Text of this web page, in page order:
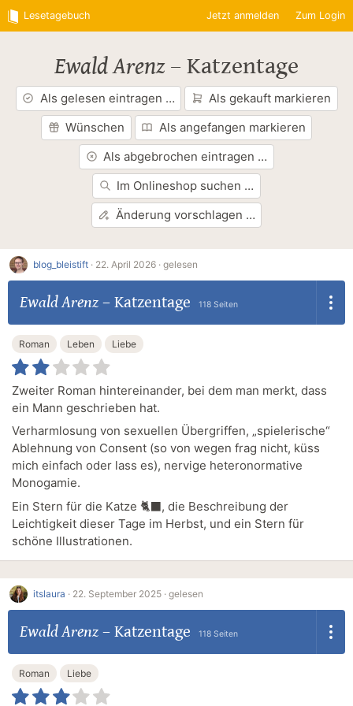
Lesetagebuch Jetzt anmelden Zum Login
Ewald Arenz– Katzentage
Als gelesen eintragen …
Als gekauft markieren
Wünschen
Als angefangen markieren
Als abgebrochen eintragen …
Im Onlineshop suchen …
Änderung vorschlagen …
blog_bleistift · 22. April 2026 · gelesen
Ewald Arenz– Katzentage 118 Seiten
Roman Leben Liebe
Zweiter Roman hintereinander, bei dem man merkt, dass
ein Mann geschrieben hat.
Verharmlosung von sexuellen Übergriffen, „spielerische“
Ablehnung von Consent (so von wegen frag nicht, küss
mich einfach oder lass es), nervige heteronormative
Monogamie.
Ein Stern für die Katze 🐈‍⬛, die Beschreibung der
Leichtigkeit dieser Tage im Herbst, und ein Stern für
schöne Illustrationen.
itslaura · 22. September 2025 · gelesen
Ewald Arenz– Katzentage 118 Seiten
Roman Liebe